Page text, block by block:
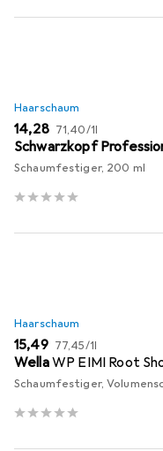
Haarschaum
EUR
14,28 EUR
71,40/1l
Schwarzkopf
Schaumfestiger, 200 ml
Haarschaum
EUR
15,49 EUR
77,45/1l
WellaWP EIMI Root
Schaumfestiger,